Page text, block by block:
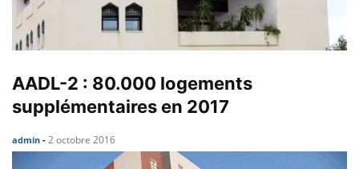
AADL-2 : 80.000 logements
supplémentaires en 2017
admin - 2 octobre 2016